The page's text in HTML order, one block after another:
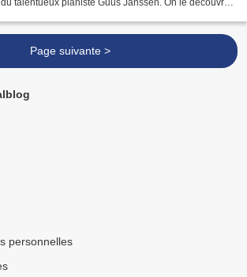
Page suivante >
personnelles